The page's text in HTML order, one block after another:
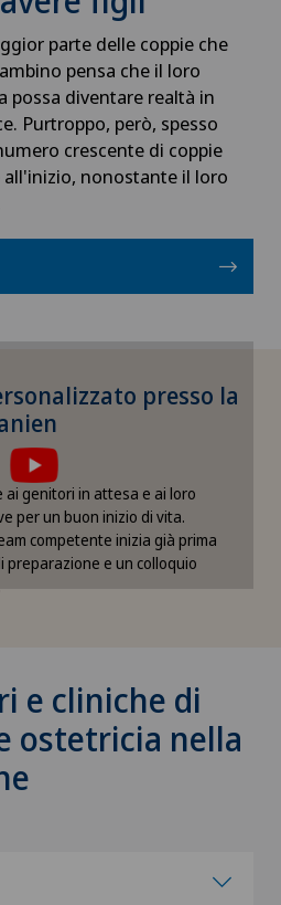
parte delle coppie che
pensa che il loro
possa diventare realtà in
Purtroppo, però, spesso
crescente di coppie
all'inizio, nonostante il loro
presso la
questo contenuto, è
l’utilizzo di cookies.
corrispondente nelle
dei cookies.
Cookies
genitori in attesa e ai loro
per un buon inizio di vita.
competente inizia già prima
preparazione e un colloquio
e cliniche di
ostetricia nella